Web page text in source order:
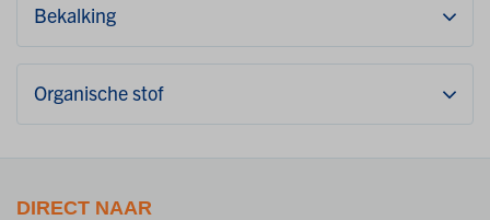
Bekalking
Organische stof
DIRECT NAAR